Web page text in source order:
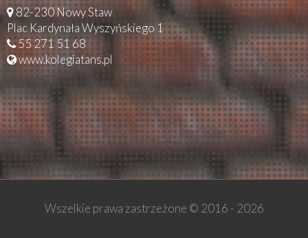
82-230 Nowy Staw
Plac Kardynała Wyszyńskiego 1
55 271 51 68
www.kolegiatans.pl
Wszelkie prawa zastrzeżone © 2016 - 2026